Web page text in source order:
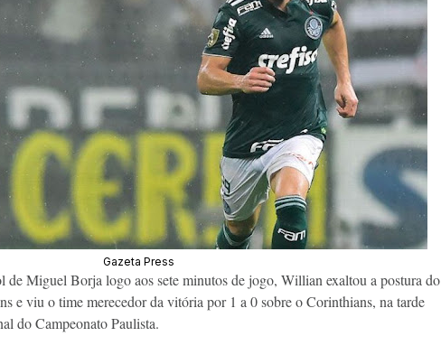
Gazeta Press
de Miguel Borja logo aos sete minutos de jogo, Willian exaltou a postura do
e viu o time merecedor da vitória por 1 a 0 sobre o Corinthians, na tarde
do Campeonato Paulista.